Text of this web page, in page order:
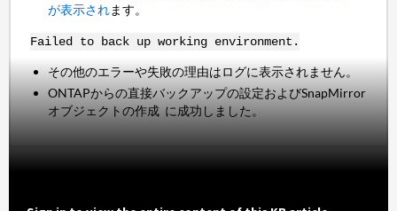
が表示されます。
Failed to back up working environment.
その他のエラーや失敗の理由はログに表示されません。
ONTAPからの直接バックアップの設定およびSnapMirror
オブジェクトの作成 に成功しました。